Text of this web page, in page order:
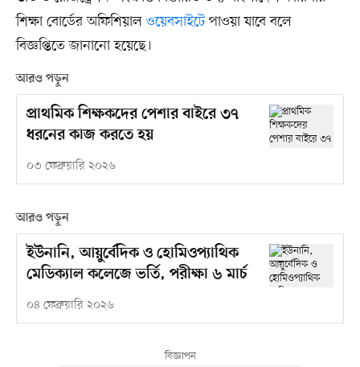
শিক্ষা বোর্ডের অফিশিয়াল ওয়েবসাইটেপাওয়া যাবে বলে
বিজ্ঞপ্তিতে জানানো হয়েছে।
আরও পড়ুন
প্রাথমিক শিক্ষকদের পেশার বাইরে ৩৭
ধরনের কাজ করতে হয়
০৩ ফেব্রুয়ারি ২০২৬
আরও পড়ুন
ইউনানি, আয়ুর্বেদিক ও হোমিওপ্যাথিক
মেডিক্যাল কলেজে ভর্তি, পরীক্ষা ৬ মার্চ
০৪ ফেব্রুয়ারি ২০২৬